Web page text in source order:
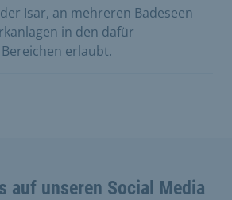
Isar, an mehreren Badeseen
in den dafür
erlaubt.
auf unseren Social Media